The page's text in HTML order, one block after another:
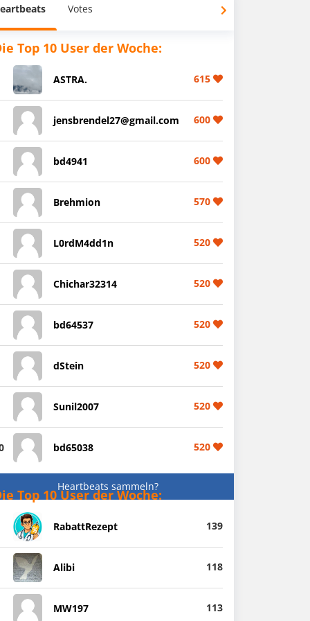
Votes
Top 10 User der Woche:
ASTRA. 615
jensbrendel27@gmail.com 600
bd4941 600
Brehmion 570
L0rdM4dd1n 520
Chichar32314 520
bd64537 520
dStein 520
Sunil2007 520
bd65038 520
Heartbeats sammeln?
Top 10 User der Woche:
RabattRezept 139
Alibi 118
MW197 113